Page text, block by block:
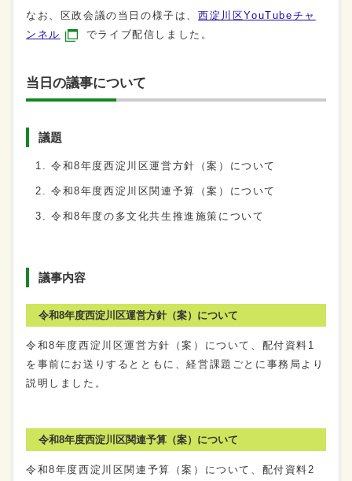
なお、区政会議の当日の様子は、 西淀川 区YouTubeチャ
ンネル
でライブ配信しました。
当日の議事について
議題
令和8年度西淀川区運営方針（案）について
令和8年度西淀川区関連予算（案）について
令和8年度の多文化共生推進施策について
議事内容
令和8年度西淀川区運営方針（案）について
令和8年度西淀川区運営方針（案）について、配付資料1
を事前にお送りするとともに、経営課題ごとに事務局より
説明しました。
令和8年度西淀川区関連予算（案）について
令和8年度西淀川区関連予算（案）について、配付資料2